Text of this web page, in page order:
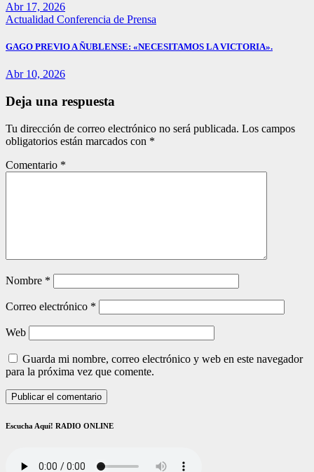
Abr 17, 2026
Actualidad Conferencia de Prensa
GAGO PREVIO A ÑUBLENSE: «NECESITAMOS LA VICTORIA».
Abr 10, 2026
Deja una respuesta
Tu dirección de correo electrónico no será publicada. Los campos
obligatorios están marcados con *
Comentario *
Nombre *
Correo electrónico *
Web
Guarda mi nombre, correo electrónico y web en este navegador
para la próxima vez que comente.
Escucha Aquí! RADIO ONLINE